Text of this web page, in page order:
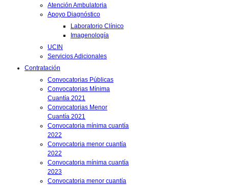
Atención Ambulatoria
Apoyo Diagnóstico
Laboratorio Clínico
Imagenología
UCIN
Servicios Adicionales
Contratación
Convocatorias Públicas
Convocatorias Mínima
Cuantía 2021
Convocatorias Menor
Cuantía 2021
Convocatoria mínima cuantía
2022
Convocatoria menor cuantía
2022
Convocatoria mínima cuantía
2023
Convocatoria menor cuantía